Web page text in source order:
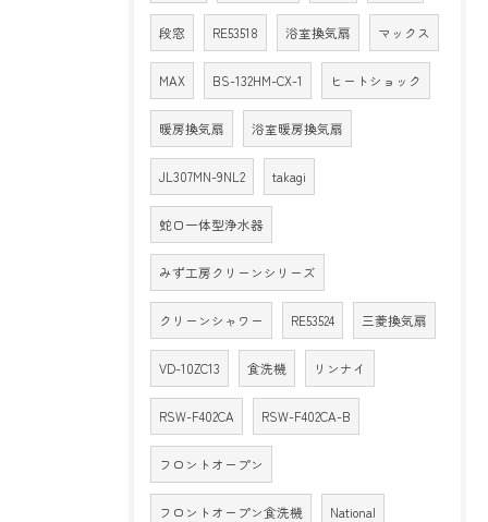
段窓 RE53518 浴室換気扇 マックス
MAX BS-132HM-CX-1 ヒートショック
暖房換気扇 浴室暖房換気扇
JL307MN-9NL2 takagi
蛇口一体型浄水器
みず工房クリーンシリーズ
クリーンシャワー RE53524 三菱換気扇
VD-10ZC13 食洗機 リンナイ
RSW-F402CA RSW-F402CA-B
フロントオープン
フロントオープン食洗機 National